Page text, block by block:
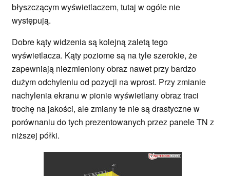
błyszczącym wyświetlaczem, tutaj w ogóle nie
występują.
Dobre kąty widzenia są kolejną zaletą tego
wyświetlacza. Kąty poziome są na tyle szerokie, że
zapewniają niezmieniony obraz nawet przy bardzo
dużym odchyleniu od pozycji na wprost. Przy zmianie
nachylenia ekranu w pionie wyświetlany obraz traci
trochę na jakości, ale zmiany te nie są drastyczne w
porównaniu do tych prezentowanych przez panele TN z
niższej półki.